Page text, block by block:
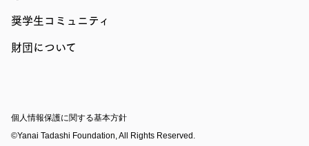
奨学生コミュニティ
財団について
個人情報保護に関する基本方針
©Yanai Tadashi Foundation, All Rights Reserved.